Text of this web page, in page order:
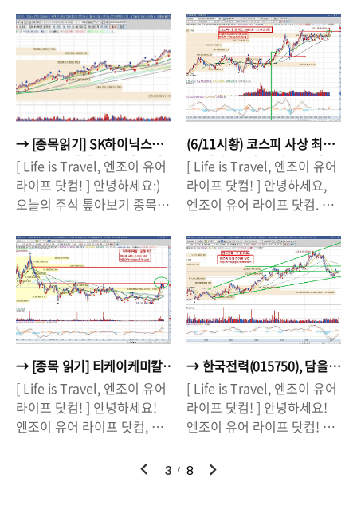
져볼 만 한 시기가 왔다는 생
각이 듭니다. 바이오톡스텍의
경우 셀트리온에 의한 피인수
설로 인해 주가가 급등(2연속
상한가)했는데요, 주가 급등
에 따라 거래소에서는 바이오
톡스텍과 셀트리온에 '주가
급등 사유'와 '셀트리온의 바
이오톡스텍 인수설'에 ..
상승한 38600원을 찍었습니
다. 그렇지만 9월 말에 미국에
서 '태양광 세이프가드' 이슈
가 터지면서 주가가 28000원
대까지 하락하다가 12월 말
부터 다시 상승을 하고 있는
데요, 최근에 미국에서 '태양
광 세이프가드'가 발동됐다는
소식이 전해지면서 이..
다. 신도리코는 복사기, 복합
기 등 사무용품 시장에서 꽤
나 인지도가 있는 회사인데
요, 오늘(1월 24일) 장중
11.3% 상승, 종가는 8.98%
상승한 71,900원에 마감을
했습니다. 신도리코는 제가
한동안 '관심종목'에 넣어두
고 관찰을 하고 있었는데요, 1
월 초에 박스권 하단을 이탈
하면서 개미털기가 나온 후,
르게 상승했습니다. 박스권을
돌파해서 상승했다는 것은 앞
으로 주가가 탄력을 받아 추
가 상승을 할 여력이 있다는
것인데요, 신도리코는 그동안
저평가 받아왔다는 점에서 최
소한 얼마까지 상승할 수 있
을 것인지를 한 번 살펴보도
록 하겠습니다. 신도리코
(02953..
보기는 SK하이닉스(000660)
입니다. 사실 한동안 주식 종
목 분석 글을 쓰지 않았는데,
지난해 마지막 글이 작년
(2017년) 10월 16일에 썼던
하이닉스에 관한 글이었습니
다(해당 글 ☞ SK하이닉스 전
량 매도. 나는 여기까지만).
2017년 10월 10일 종가(8만
8700원) 7% 상승을 하면서
마감을 했길래, 오버슈팅이라
주식을 전량 매도(10월 11일)
했다는 글을 남겼습니다. 공
교롭게도 10월 11일 장중 최
고점(9만 300원)을 찍고 그
이후로 횡보/하락을 거듭하고
있습니다. 2017년 10월 이후,
지금까지 약 3개월동안 횡보/
하락을 보이고 있기에..
→ [종목읽기] SK하이닉스
(000660) 전량 매도. 나는 여
기까지만..
[ Life is Travel, 엔조이 유어
라이프 닷컴! ] 안녕하세요:)
오늘의 주식 톺아보기 종목은
다. 반도체 관련 종목들은 작
년 말(12월 26일)에 포스팅
한 적이 있는데요(관련글 ☞
반도체 관련주에 관심을?), 지
난 1년 동안 삼성전자와 SK
하이닉스를 포함한 반도체 관
련 종목들이 엄청난 상승세를
보여주었습니다(일부 종목 제
외). 반도체 관련 지난 포스팅
(12월26일)에서 저는 SK하이
닉스를 보유하고 있다고 언급
일(2017년 10월 11일) 마지
(6/11시황) 코스피 사상 최
고 행진 속, 매수/매도 고민?
지금은 매수 타임.
[ Life is Travel, 엔조이 유어
라이프 닷컴! ] 안녕하세요,
엔조이 유어 라이프 닷컴. 주
박스권 탈출에 성공하며 사상
최고치를 경신했던 코스피
(kospi)가 5월 말/6월 초 잠
시 숨고르기를 한 뒤, 옵션만
기일(6월 8일) 이후 또 한차례
크게 상승하면서 6월 9일 금
요일 종가 기준 사상 최고치
기록(2381.69)을 갈아치웠습
니다. 지난 4월 이후(2120p),
무서운 상승세를 보여주면서
두 달여만에 250p, 10%이상
것이라는 이야기가 많은데요,
→ [종목 읽기] 티케이케미칼
(104480), 주가 상승 초입?
대한해운 후광 입을까?
[ Life is Travel, 엔조이 유어
라이프 닷컴! ] 안녕하세요!
엔조이 유어 라이프 닷컴, 종
티케이케미칼(104480)에 대
→ 한국전력(015750), 담을
까 버릴까? 문재인정부 출범
과 한전 주가.
[ Life is Travel, 엔조이 유어
라이프 닷컴! ] 안녕하세요!
엔조이 유어 라이프 닷컴! 입
(015760)의 최근 주가 흐름
이
3 8
다